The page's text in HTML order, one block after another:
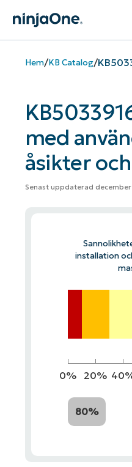
Hem/KB Catalog/
med
åsikter
Senast uppdaterad
installation
0% 20%
80%